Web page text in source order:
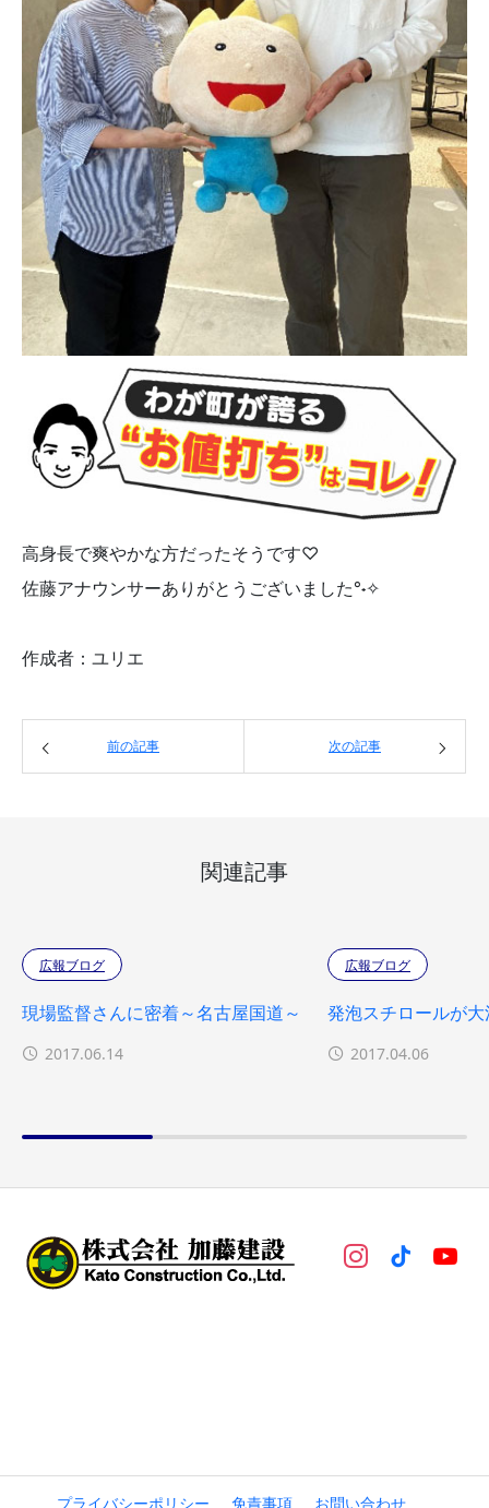
高身長で爽やかな方だったそうです♡
佐藤アナウンサーありがとうございました°˖✧
作成者：ユリエ
前の記事 次の記事
関連記事
広報ブログ
現場監督さんに密着～名古屋国道～
2017.06.14
広報ブログ
発泡スチロールが
2017.04.06
プライバシーポリシー 免責事項 お問い合わせ